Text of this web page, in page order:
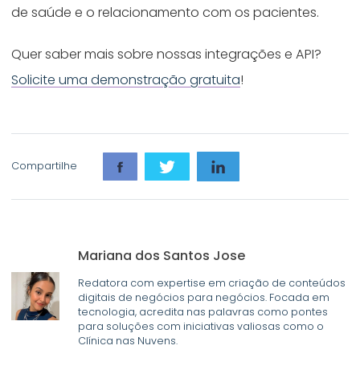
de saúde e o relacionamento com os pacientes.
Quer saber mais sobre nossas integrações e API?
Solicite uma demonstração gratuita!
Compartilhe
Mariana dos Santos Jose
Redatora com expertise em criação de conteúdos
digitais de negócios para negócios. Focada em
tecnologia, acredita nas palavras como pontes
para soluções com iniciativas valiosas como o
Clínica nas Nuvens.